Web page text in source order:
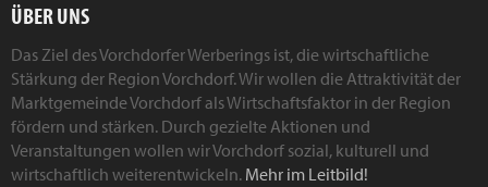
ÜBER UNS
Das Ziel des Vorchdorfer Werberings ist, die wirtschaftliche
Stärkung der Region Vorchdorf. Wir wollen die Attraktivität der
Marktgemeinde Vorchdorf als Wirtschaftsfaktor in der Region
fördern und stärken. Durch gezielte Aktionen und
Veranstaltungen wollen wir Vorchdorf sozial, kulturell und
wirtschaftlich weiterentwickeln. Mehr im Leitbild!